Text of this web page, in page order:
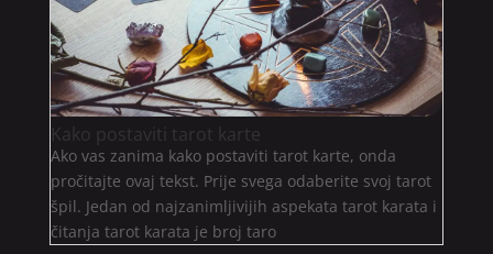
Kako postaviti tarot karte
Ako vas zanima kako postaviti tarot karte, onda
pročitajte ovaj tekst. Prije svega odaberite svoj tarot
špil. Jedan od najzanimljivijih aspekata tarot karata i
čitanja tarot karata je broj taro